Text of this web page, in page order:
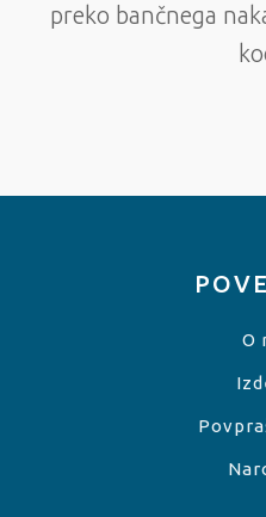
preko bančnega
O